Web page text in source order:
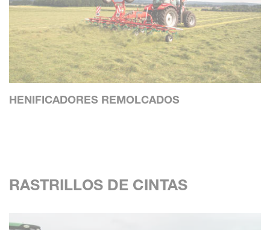
HENIFICADORES REMOLCADOS
RASTRILLOS DE CINTAS